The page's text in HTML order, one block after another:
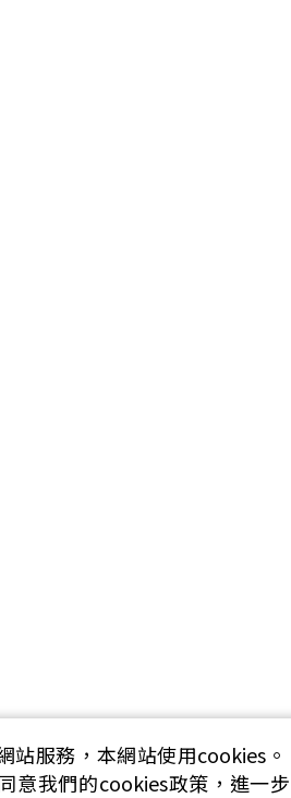
站服務，本網站使用cookies。
意我們的cookies政策，進一